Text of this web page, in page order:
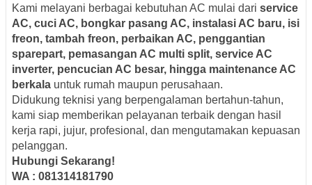
Kami melayani berbagai kebutuhan AC mulai dari service
AC, cuci AC, bongkar pasang AC, instalasi AC baru, isi
freon, tambah freon, perbaikan AC, penggantian
sparepart, pemasangan AC multi split, service AC
inverter, pencucian AC besar, hingga maintenance AC
berkala untuk rumah maupun perusahaan.
Didukung teknisi yang berpengalaman bertahun-tahun,
kami siap memberikan pelayanan terbaik dengan hasil
kerja rapi, jujur, profesional, dan mengutamakan kepuasan
pelanggan.
Hubungi Sekarang!
WA : 081314181790